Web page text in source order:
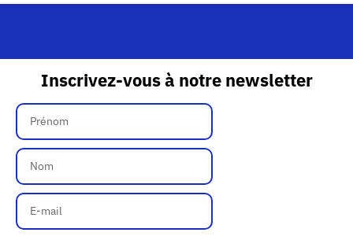
Inscrivez-vous à notre newsletter